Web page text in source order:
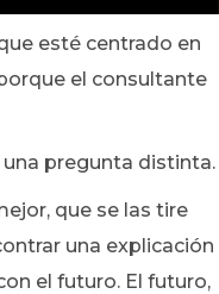
esté centrado en
el consultante
una pregunta distinta.
que se las tire
una explicación
el futuro. El futuro,